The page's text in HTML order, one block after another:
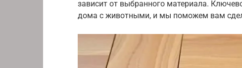
зависит от выбранного материала.
дома с животными, и мы поможем вам